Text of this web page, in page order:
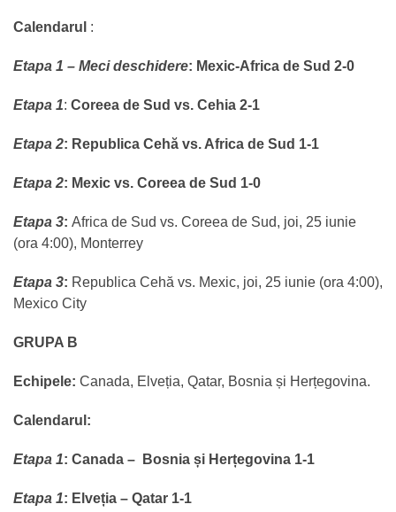
Calendarul :
Etapa 1 – Meci deschidere: Mexic-Africa de Sud 2-0
Etapa 1: Coreea de Sud vs. Cehia 2-1
Etapa 2: Republica Cehă vs. Africa de Sud 1-1
Etapa 2: Mexic vs. Coreea de Sud 1-0
Etapa 3: Africa de Sud vs. Coreea de Sud, joi, 25 iunie
(ora 4:00), Monterrey
Etapa 3: Republica Cehă vs. Mexic, joi, 25 iunie (ora 4:00),
Mexico City
GRUPA B
Echipele: Canada, Elveția, Qatar, Bosnia și Herțegovina.
Calendarul:
Etapa 1: Canada – Bosnia și Herțegovina 1-1
Etapa 1: Elveția – Qatar 1-1